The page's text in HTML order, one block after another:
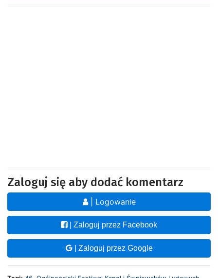
Zaloguj się aby dodać komentarz
| Logowanie
| Zaloguj przez Facebook
| Zaloguj przez Google